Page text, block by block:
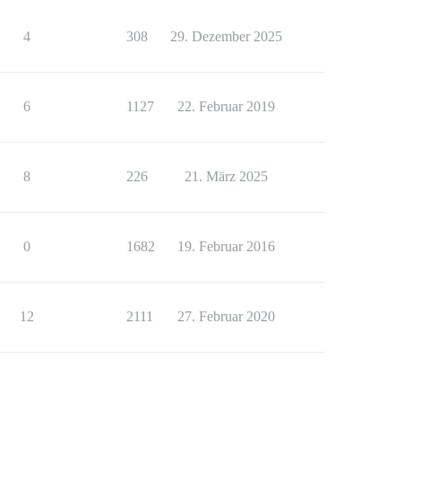
4 308 29. Dezember 2025
6 1127 22. Februar 2019
8 226 21. März 2025
0 1682 19. Februar 2016
12 2111 27. Februar 2020